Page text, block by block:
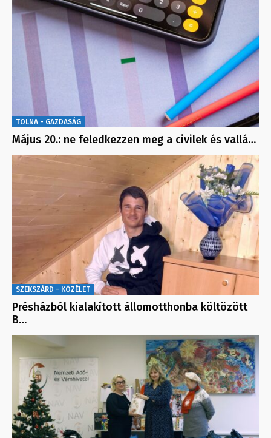
TOLNA - GAZDASÁG
Május 20.: ne feledkezzen meg a civilek és vallá…
SZEKSZÁRD - KÖZÉLET
Présházból kialakított állomotthonba költözött
B…